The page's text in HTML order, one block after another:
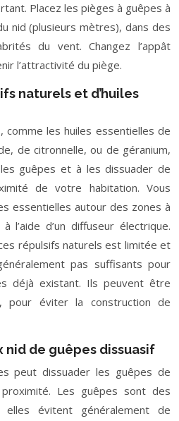
Placez les pièges à guêpes à
nid (plusieurs mètres), dans des
du vent. Changez l’appât
l’attractivité du piège.
naturels et d’huiles
comme les huiles essentielles de
de citronnelle, ou de géranium,
guêpes et à les dissuader de
de votre habitation. Vous
essentielles autour des zones à
l’aide d’un diffuseur électrique.
répulsifs naturels est limitée et
pas suffisants pour
déjà existant. Ils peuvent être
pour éviter la construction de
nid de guêpes dissuasif
peut dissuader les guêpes de
Les guêpes sont des
évitent généralement de